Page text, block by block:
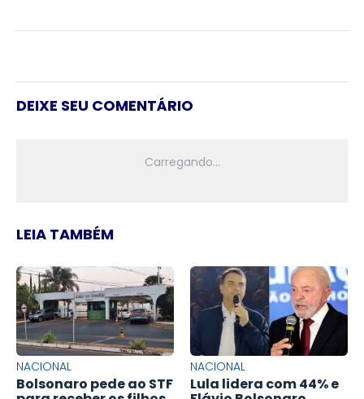
DEIXE SEU COMENTÁRIO
LEIA TAMBÉM
NACIONAL
Bolsonaro pede ao STF
NACIONAL
Lula lidera com 44% e